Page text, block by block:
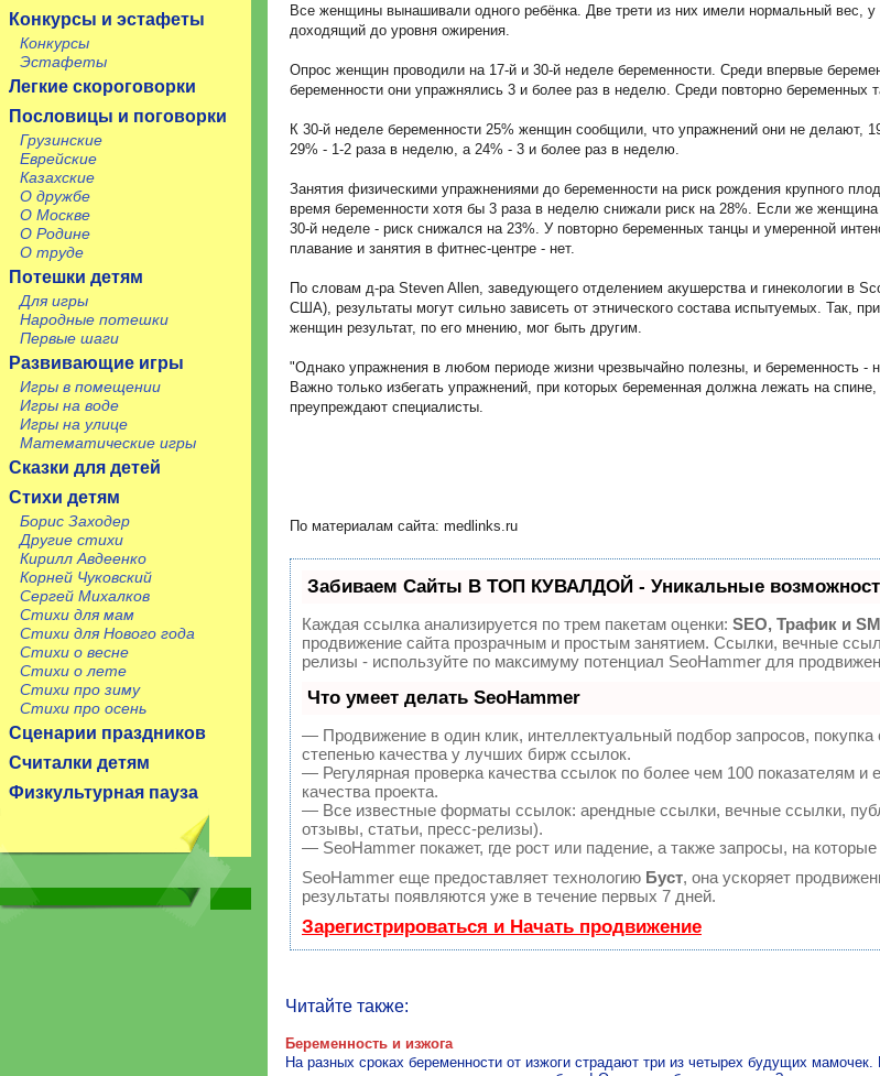
Конкурсы и эстафеты
Конкурсы
Эстафеты
Легкие скороговорки
Пословицы и поговорки
Грузинские
Еврейские
Казахские
О дружбе
О Москве
О Родине
О труде
Потешки детям
Для игры
Народные потешки
Первые шаги
Развивающие игры
Игры в помещении
Игры на воде
Игры на улице
Математические игры
Сказки для детей
Стихи детям
Борис Заходер
Другие стихи
Кирилл Авдеенко
Корней Чуковский
Сергей Михалков
Стихи для мам
Стихи для Нового года
Стихи о весне
Стихи о лете
Стихи про зиму
Стихи про осень
Сценарии праздников
Считалки детям
Физкультурная пауза
Все женщины вынашивали одного ребёнка. Две трети из них имели нормальный вес, у
доходящий до уровня ожирения.
Опрос женщин проводили на 17-й и 30-й неделе беременности. Среди впервые
беременности они упражнялись 3 и более раз в неделю. Среди повторно беременных
К 30-й неделе беременности 25% женщин сообщили, что упражнений они не делают,
29% - 1-2 раза в неделю, а 24% - 3 и более раз в неделю.
Занятия физическими упражнениями до беременности на риск рождения крупного
время беременности хотя бы 3 раза в неделю снижали риск на 28%. Если же
30-й неделе - риск снижался на 23%. У повторно беременных танцы и умеренной
плавание и занятия в фитнес-центре - нет.
По словам д-ра Steven Allen, заведующего отделением акушерства и гинекологии в
США), результаты могут сильно зависеть от этнического состава испытуемых. Так,
женщин результат, по его мнению, мог быть другим.
"Однако упражнения в любом периоде жизни чрезвычайно полезны, и беременность -
Важно только избегать упражнений, при которых беременная должна лежать на спине,
преупреждают специалисты.
По материалам сайта: medlinks.ru
Забиваем Сайты В ТОП КУВАЛДОЙ - Уникальные
Каждая ссылка анализируется по трем пакетам оценки: SEO, Трафик и
продвижение сайта прозрачным и простым занятием. Ссылки, вечные
релизы - используйте по максимуму потенциал SeoHammer для
Что умеет делать SeoHammer
— Продвижение в один клик, интеллектуальный подбор запросов,
степенью качества у лучших бирж ссылок.
— Регулярная проверка качества ссылок по более чем 100 показателям и
качества проекта.
— Все известные форматы ссылок: арендные ссылки, вечные ссылки,
отзывы, статьи, пресс-релизы).
— SeoHammer покажет, где рост или падение, а также запросы, на
SeoHammer еще предоставляет технологию Буст, она ускоряет
результаты появляются уже в течение первых 7 дней.
Зарегистрироваться и Начать продвижение
Читайте также:
Беременность и изжога
На разных сроках беременности от изжоги страдают три из четырех будущих